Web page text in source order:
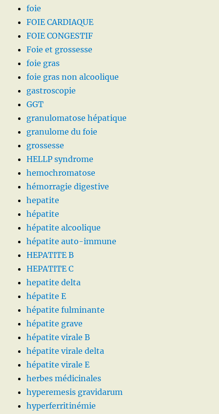
foie
FOIE CARDIAQUE
FOIE CONGESTIF
Foie et grossesse
foie gras
foie gras non alcoolique
gastroscopie
GGT
granulomatose hépatique
granulome du foie
grossesse
HELLP syndrome
hemochromatose
hémorragie digestive
hepatite
hépatite
hépatite alcoolique
hépatite auto-immune
HEPATITE B
HEPATITE C
hepatite delta
hépatite E
hépatite fulminante
hépatite grave
hépatite virale B
hépatite virale delta
hépatite virale E
herbes médicinales
hyperemesis gravidarum
hyperferritinémie